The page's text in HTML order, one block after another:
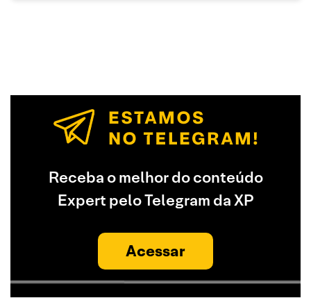
Receba o melhor do conteúdo
Expert pelo Telegram da XP
Acessar